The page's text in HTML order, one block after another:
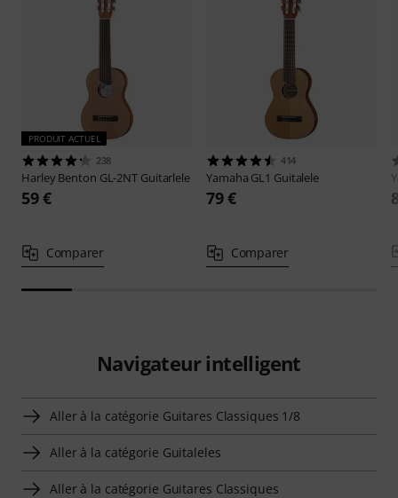
PRODUIT ACTUEL
238
Harley Benton GL-2NT Guitarlele
59 €
Comparer
414
Yamaha GL1 Guitalele
79 €
Comparer
Navigateur intelligent
Aller à la catégorie Guitares Classiques 1/8
Aller à la catégorie Guitaleles
Aller à la catégorie Guitares Classiques